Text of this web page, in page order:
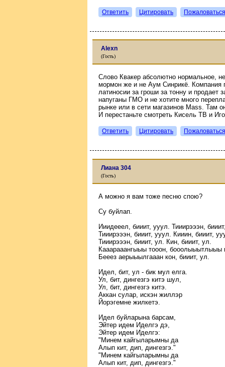
Ответить Цитировать Пожаловаться
Alexn
(Гость)
Слово Квакер абсолютно нормальное,
мормон же и не Аум Синрикё. Компания
латиносии за гроши за тонну и
напуганы ГМО и не хотите много
рынке или в сети магазинов Mass. Там
И перестаньте смотреть Кисель ТВ и
Ответить Цитировать Пожаловаться
Лиана 304
(Гость)
А можно я вам тоже песню спою?
Су буйлап.
Ииидееел, бииит, ууул. Тииирэээн,
Тииирэээн, бииит, ууул. Кииин, бииит,
Тииирэээн, бииит, ул. Кин, бииит, ул.
Кааарааангыыы тооон, бооолыыытлыыы
Бееез аерыыылгааан кон, бииит, ул.
Идел, бит, ул - бик мул елга.
Ул, бит, дингезгэ китэ шул,
Ул, бит, дингезгэ китэ.
Аккан сулар, искэн жиллэр
Йорэгемне жилкетэ.
Идел буйларына барсам,
Эйтер идем Иделгэ дэ,
Эйтер идем Иделгэ:
"Минем кайгыларымны да
Алып кит, дип, дингезгэ."
"Минем кайгыларымны да
Алып кит, дип, дингезгэ."